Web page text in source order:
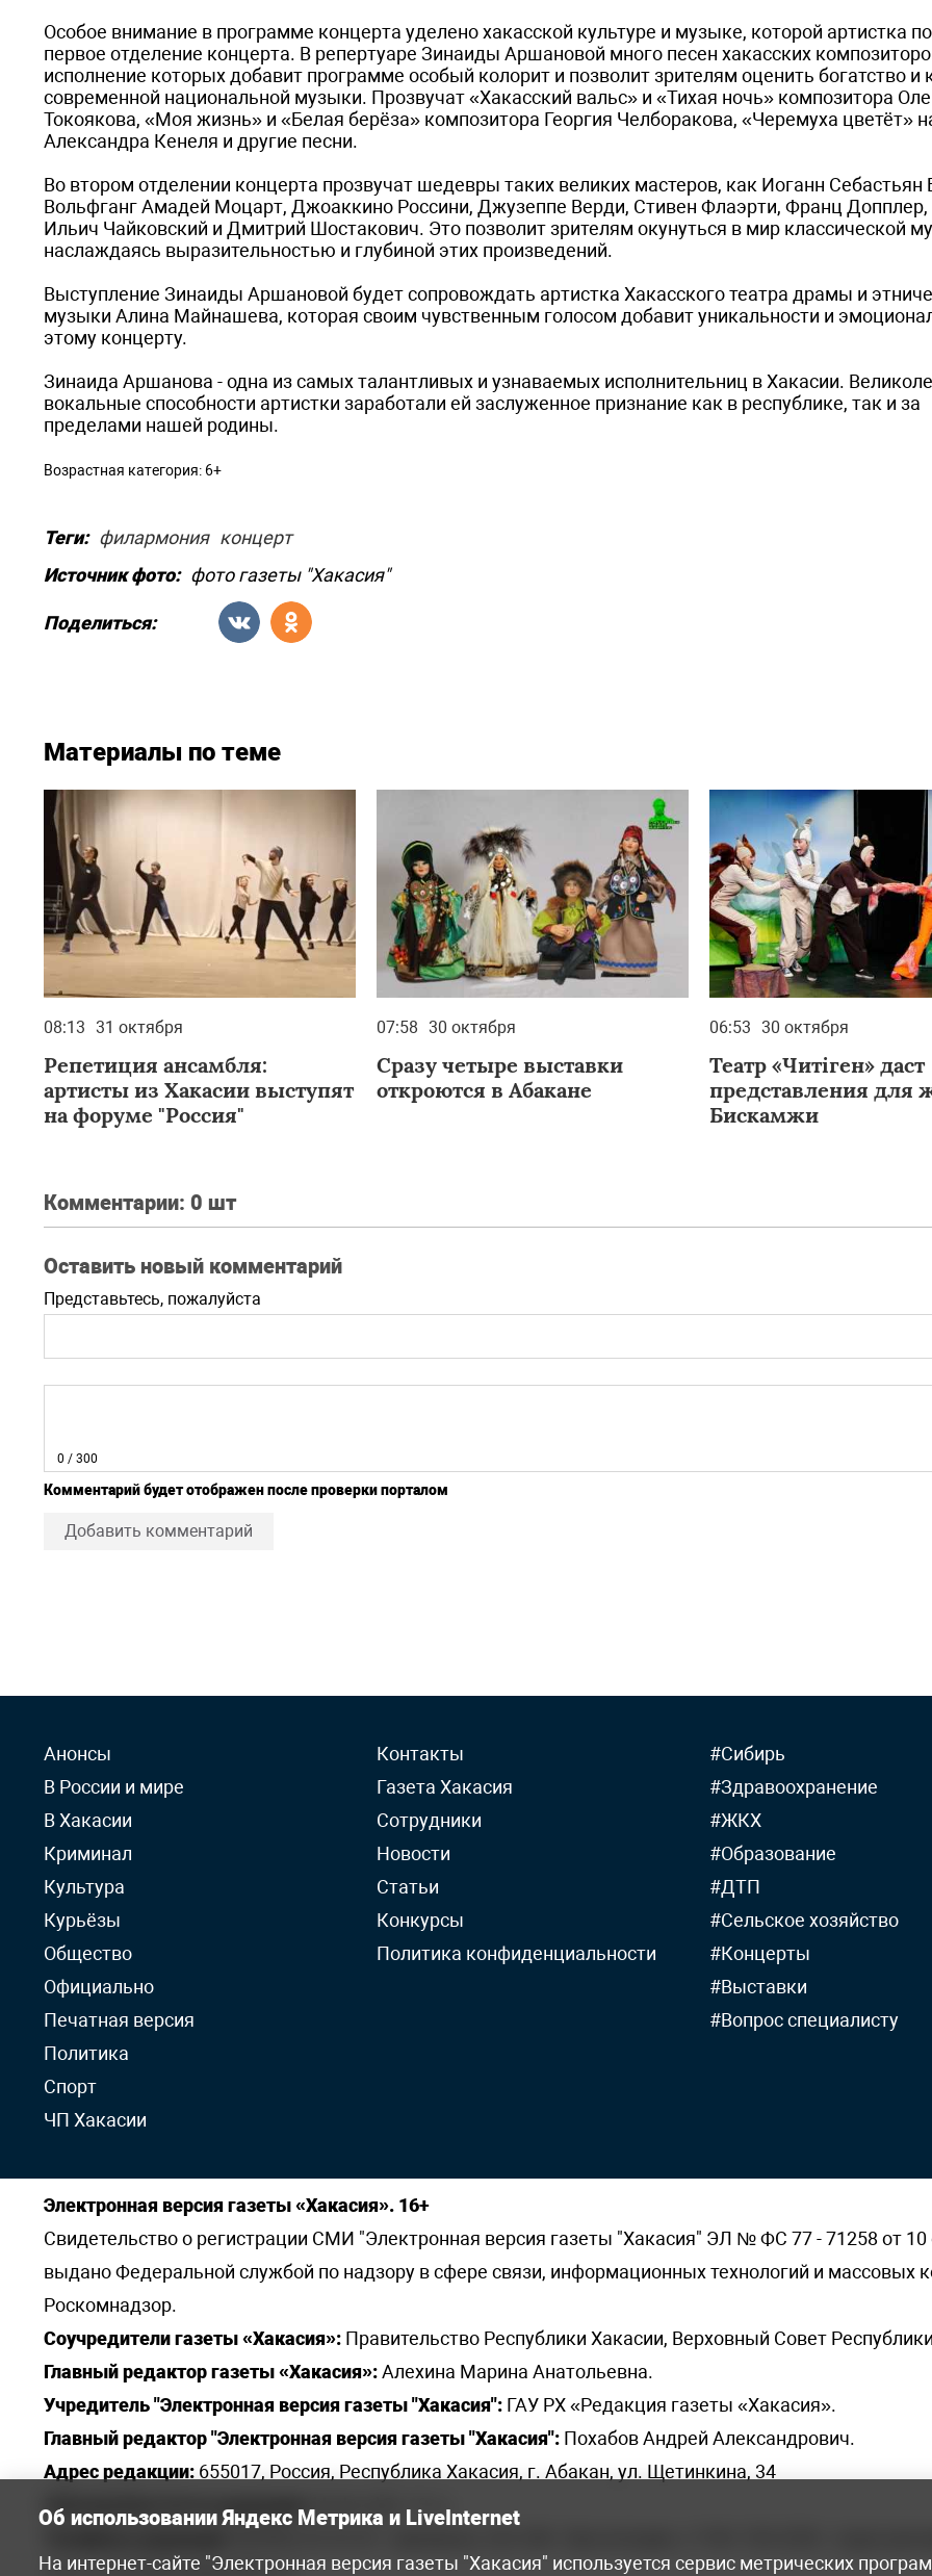
Особое внимание в программе концерта уделено хакасской культуре и музыке, которой артистка
первое отделение концерта. В репертуаре Зинаиды Аршановой много песен хакасских
исполнение которых добавит программе особый колорит и позволит зрителям оценить богатство и
современной национальной музыки. Прозвучат «Хакасский вальс» и «Тихая ночь» композитора
Токоякова, «Моя жизнь» и «Белая берёза» композитора Георгия Челборакова, «Черемуха цветёт»
Александра Кенеля и другие песни.
Во втором отделении концерта прозвучат шедевры таких великих мастеров, как Иоганн Себастьян
Вольфганг Амадей Моцарт, Джоаккино Россини, Джузеппе Верди, Стивен Флаэрти, Франц
Ильич Чайковский и Дмитрий Шостакович. Это позволит зрителям окунуться в мир классической
наслаждаясь выразительностью и глубиной этих произведений.
Выступление Зинаиды Аршановой будет сопровождать артистка Хакасского театра драмы и
музыки Алина Майнашева, которая своим чувственным голосом добавит уникальности и
этому концерту.
Зинаида Аршанова - одна из самых талантливых и узнаваемых исполнительниц в Хакасии.
вокальные способности артистки заработали ей заслуженное признание как в республике, так и за
пределами нашей родины.
Возрастная категория: 6+
Теги: филармония концерт
Источник фото: фото газеты "Хакасия"
Поделиться:
Материалы по теме
08:13 31 октября
Репетиция ансамбля:
артисты из Хакасии выступят
на форуме "Россия"
07:58 30 октября
Сразу четыре выставки
откроются в Абакане
06:53 30 октября
Театр «Читiген» даст
представления для
Бискамжи
Комментарии: 0 шт
Оставить новый комментарий
Представьтесь, пожалуйста
0 / 300
Комментарий будет отображен после проверки порталом
Добавить комментарий
Анонсы
В России и мире
В Хакасии
Криминал
Культура
Курьёзы
Общество
Официально
Печатная версия
Политика
Спорт
ЧП Хакасии
Контакты
Газета Хакасия
Сотрудники
Новости
Статьи
Конкурсы
Политика конфиденциальности
#Сибирь
#Здравоохранение
#ЖКХ
#Образование
#ДТП
#Сельское хозяйство
#Концерты
#Выставки
#Вопрос специалисту
Электронная версия газеты «Хакасия». 16+
Свидетельство о регистрации СМИ "Электронная версия газеты "Хакасия" ЭЛ № ФС 77 - 71258 от 10
выдано Федеральной службой по надзору в сфере связи, информационных технологий и массовых
Роскомнадзор.
Соучредители газеты «Хакасия»: Правительство Республики Хакасии, Верховный Совет
Главный редактор газеты «Хакасия»:Алехина Марина Анатольевна.
Учредитель "Электронная версия газеты "Хакасия": ГАУ РХ «Редакция газеты «Хакасия».
Главный редактор "Электронная версия газеты "Хакасия": Похабов Андрей Александрович.
Адрес редакции: 655017, Россия, Республика Хакасия, г. Абакан, ул. Щетинкина, 34
Электронная почта редакции: khakred@r-19.ru
elena.s.korotkowa@yandex.ru.
Об использовании Яндекс Метрика и LiveInternet
На интернет-сайте "Электронная версия газеты "Хакасия" используется сервис метрических